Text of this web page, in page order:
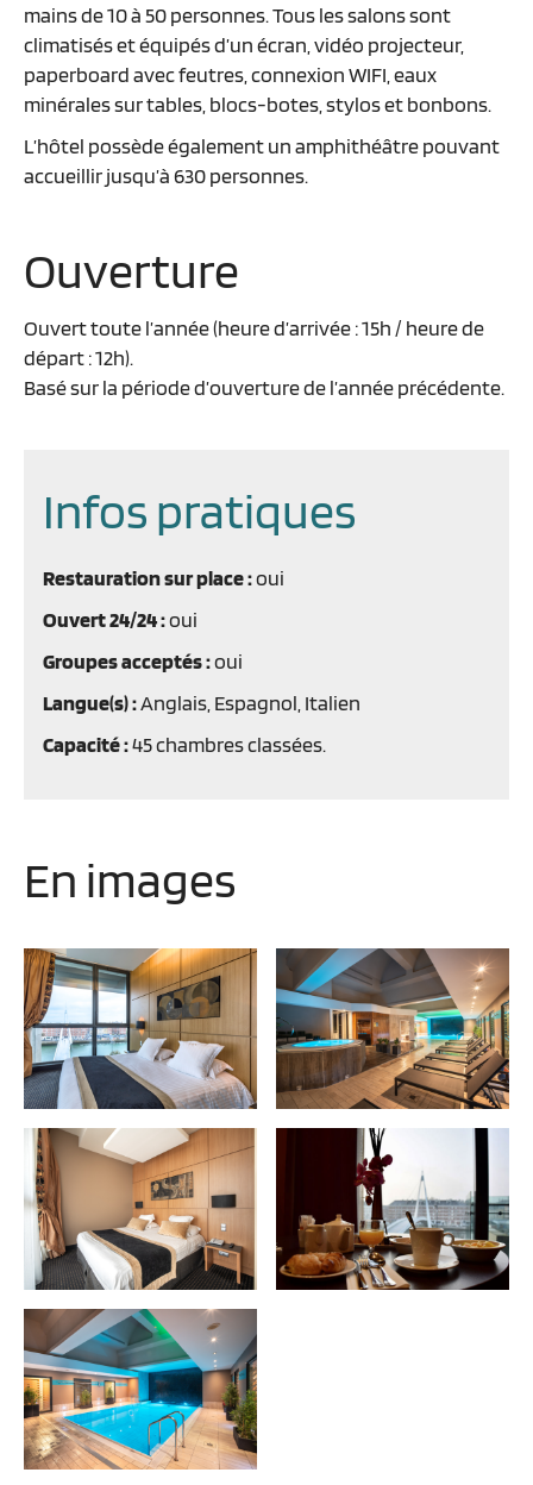
mains de 10 à 50 personnes. Tous les salons sont
climatisés et équipés d’un écran, vidéo projecteur,
paperboard avec feutres, connexion WIFI, eaux
minérales sur tables, blocs-botes, stylos et bonbons.
L’hôtel possède également un amphithéâtre pouvant
accueillir jusqu’à 630 personnes.
Ouverture
Ouvert toute l’année (heure d’arrivée : 15h / heure de
départ : 12h).
Basé sur la période d’ouverture de l’année précédente.
Infos pratiques
Restauration sur place :oui
Ouvert 24/24 :oui
Groupes acceptés :oui
Langue(s) :Anglais, Espagnol, Italien
Capacité :45 chambres classées.
En images